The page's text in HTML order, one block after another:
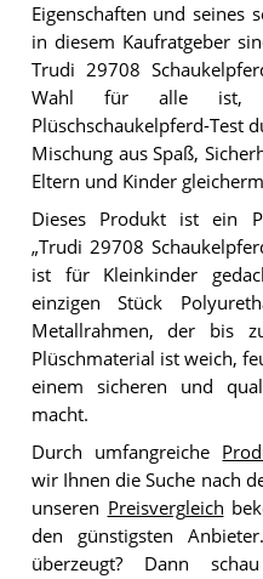
Eigenschaften und seines
in diesem Kaufratgeber
Trudi 29708
Wahl für alle ist,
Plüschschaukelpferd-Test
Mischung aus Spaß,
Eltern und Kinder
Dieses Produkt ist ein
„Trudi 29708
ist für Kleinkinder
einzigen Stück
Metallrahmen, der bis
Plüschmaterial ist weich,
einem sicheren und
macht.
Durch umfangreiche
wir Ihnen die Suche nach
unseren Preisvergleich
den günstigsten
überzeugt? Dann